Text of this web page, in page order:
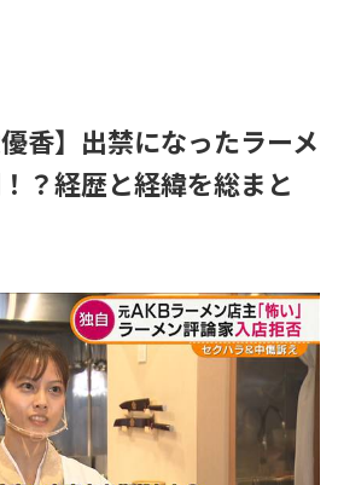
香】出禁になったラーメ
？経歴と経緯を総まと